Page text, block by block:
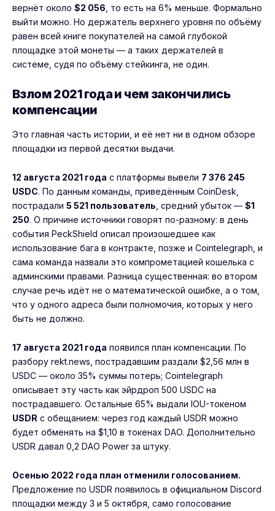
вернёт около $2 056 , то есть на 6% меньше. Формально
выйти можно. Но держатель верхнего уровня по объёму
равен всей книге покупателей на самой глубокой
площадке этой монеты — а таких держателей в
системе, судя по объёму стейкинга, не один.
Взлом 2021 года и чем закончились
компенсации
Это главная часть истории, и её нет ни в одном обзоре
площадки из первой десятки выдачи.
12 августа 2021 года с платформы вывели 7 376 245
USDC. По данным команды, приведённым CoinDesk,
пострадали 5 521 пользователь , средний убыток — $1
250. О причине источники говорят по-разному: в день
события PeckShield описал произошедшее как
использование бага в контракте, позже и Cointelegraph, и
сама команда назвали это компрометацией кошелька с
админскими правами. Разница существенная: во втором
случае речь идёт не о математической ошибке, а о том,
что у одного адреса были полномочия, которых у него
быть не должно.
17 августа 2021 года появился план компенсации. По
разбору rekt.news, пострадавшим раздали $2,56 млн в
USDC — около 35% суммы потерь; Cointelegraph
описывает эту часть как эйрдроп 500 USDC на
пострадавшего. Остальные 65% выдали IOU-токеном
USDR с обещанием: через год каждый USDR можно
будет обменять на $1,10 в токенах DAO. Дополнительно
USDR давал 0,2 DAO Power за штуку.
Осенью 2022 года план отменили голосованием.
Предложение по USDR появилось в официальном Discord
площадки между 3 и 5 октября, само голосование